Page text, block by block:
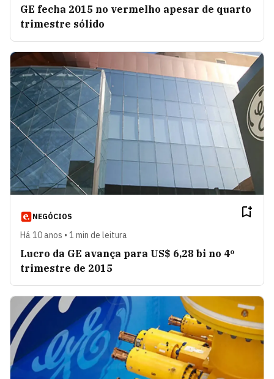
GE fecha 2015 no vermelho apesar de quarto
trimestre sólido
NEGÓCIOS
Há 10 anos • 1 min de leitura
Lucro da GE avança para US$ 6,28 bi no 4º
trimestre de 2015